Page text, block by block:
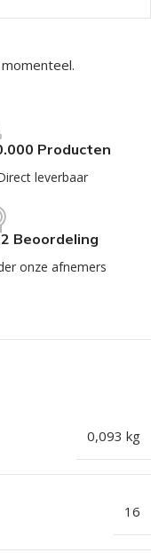
Producten
leverbaar
Beoordeling
onze afnemers
0,093 kg
16